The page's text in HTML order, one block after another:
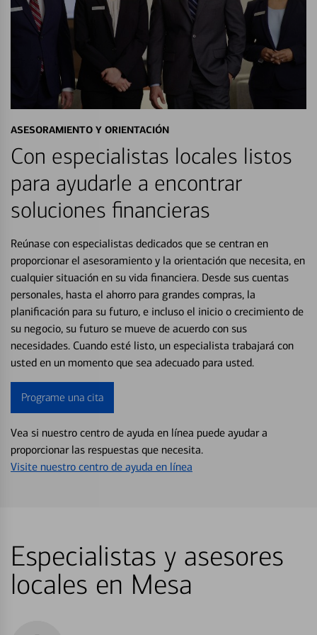
ASESORAMIENTO Y ORIENTACIÓN
Con especialistas locales listos
para ayudarle a encontrar
soluciones financieras
Reúnase con especialistas dedicados que se centran en
proporcionar el asesoramiento y la orientación que necesita, en
cualquier situación en su vida financiera. Desde sus cuentas
personales, hasta el ahorro para grandes compras, la
planificación para su futuro, e incluso el inicio o crecimiento de
su negocio, su futuro se mueve de acuerdo con sus
necesidades. Cuando esté listo, un especialista trabajará con
usted en un momento que sea adecuado para usted.
Programe una cita
Vea si nuestro centro de ayuda en línea puede ayudar a
proporcionar las respuestas que necesita.
Visite nuestro centro de ayuda en línea
Especialistas y asesores
locales en Mesa